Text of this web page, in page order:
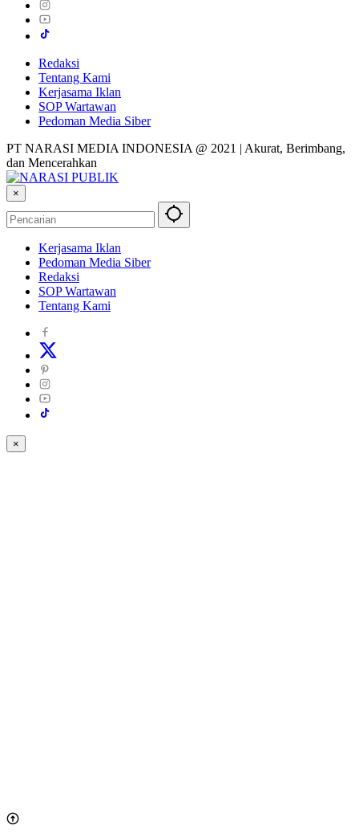
Redaksi
Tentang Kami
Kerjasama Iklan
SOP Wartawan
Pedoman Media Siber
PT NARASI MEDIA INDONESIA @ 2021 | Akurat, Berimbang,
dan Mencerahkan
×
Kerjasama Iklan
Pedoman Media Siber
Redaksi
SOP Wartawan
Tentang Kami
×